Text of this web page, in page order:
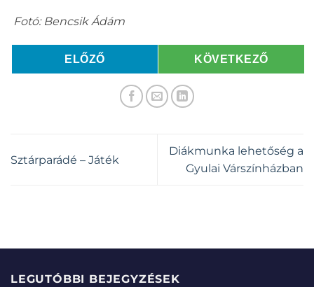
Fotó: Bencsik Ádám
ELŐZŐ KÖVETKEZŐ
Sztárparádé – Játék
Diákmunka lehetőség a
Gyulai Várszínházban
LEGUTÓBBI BEJEGYZÉSEK